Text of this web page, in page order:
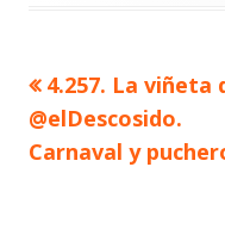
Navegación
de
Artículo
anterior
4.257. La viñeta
@elDescosido.
Carnaval y